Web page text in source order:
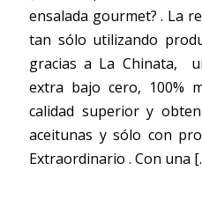
ensalada gourmet? . La
tan sólo utilizando
gracias a La Chinata,
extra bajo cero, 100%
calidad superior y
aceitunas y sólo con
Extraordinario . Con una